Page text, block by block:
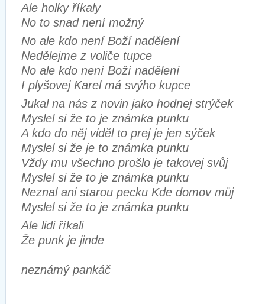
Ale holky říkaly
No to snad není možný
No ale kdo není Boží nadělení
Nedělejme z voliče tupce
No ale kdo není Boží nadělení
I plyšovej Karel má svýho kupce
Jukal na nás z novin jako hodnej strýček
Myslel si že to je známka punku
A kdo do něj viděl to prej je jen sýček
Myslel si že je to známka punku
Vždy mu všechno prošlo je takovej svůj
Myslel si že to je známka punku
Neznal ani starou pecku Kde domov můj
Myslel si že to je známka punku
Ale lidi říkali
Že punk je jinde
neznámý pankáč